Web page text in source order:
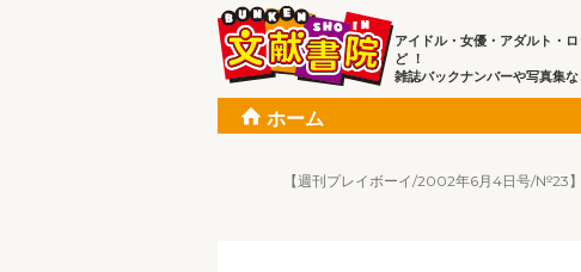
アイドル・女優・アダルト・
ど ！
雑誌バックナンバーや写真集
ホーム
【週刊プレイボーイ/2002年6月4日号/№23